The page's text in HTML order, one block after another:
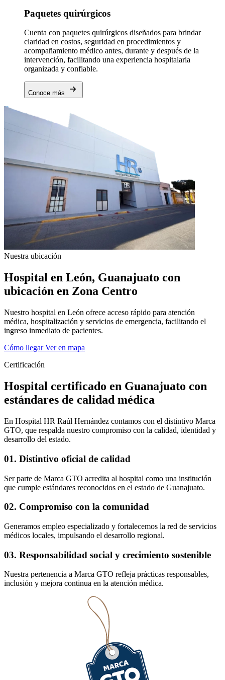
Paquetes quirúrgicos
Cuenta con paquetes quirúrgicos diseñados para brindar
claridad en costos, seguridad en procedimientos y
acompañamiento médico antes, durante y después de la
intervención, facilitando una experiencia hospitalaria
organizada y confiable.
Conoce más
Nuestra ubicación
Hospital en León, Guanajuato con
ubicación en Zona Centro
Nuestro hospital en León ofrece acceso rápido para atención
médica, hospitalización y servicios de emergencia, facilitando el
ingreso inmediato de pacientes.
Cómo llegarVer en mapa
Certificación
Hospital certificado en Guanajuato con
estándares de calidad médica
En Hospital HR Raúl Hernández contamos con el distintivo Marca
GTO, que respalda nuestro compromiso con la calidad, identidad y
desarrollo del estado.
01. Distintivo oficial de calidad
Ser parte de Marca GTO acredita al hospital como una institución
que cumple estándares reconocidos en el estado de Guanajuato.
02. Compromiso con la comunidad
Generamos empleo especializado y fortalecemos la red de servicios
médicos locales, impulsando el desarrollo regional.
03. Responsabilidad social y crecimiento sostenible
Nuestra pertenencia a Marca GTO refleja prácticas responsables,
inclusión y mejora continua en la atención médica.